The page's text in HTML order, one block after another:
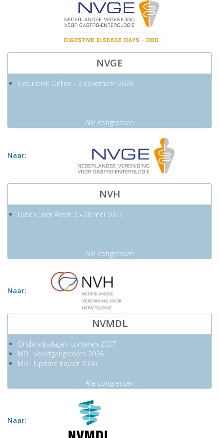
NVGE
Casuïstiek Online - 3 november 2026
Alle congressen
Naar:
NVH
Dutch Liver Week 25-28 mei 2027
Alle congressen
Naar:
NVMDL
Onderwijsdagen Lunteren 2027
MDL Voortgangstoets 2026
MDL Update najaar 2026
Alle congressen
Naar: